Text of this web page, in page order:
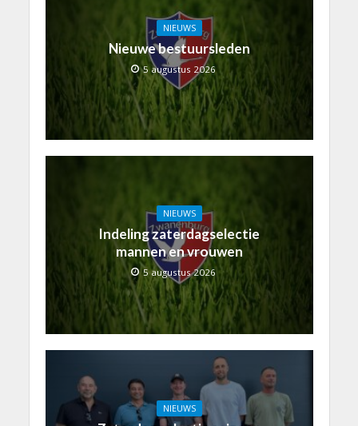
NIEUWS
Nieuwe bestuursleden
5 augustus 2026
NIEUWS
Indeling zaterdagselectie
mannen en vrouwen
5 augustus 2026
NIEUWS